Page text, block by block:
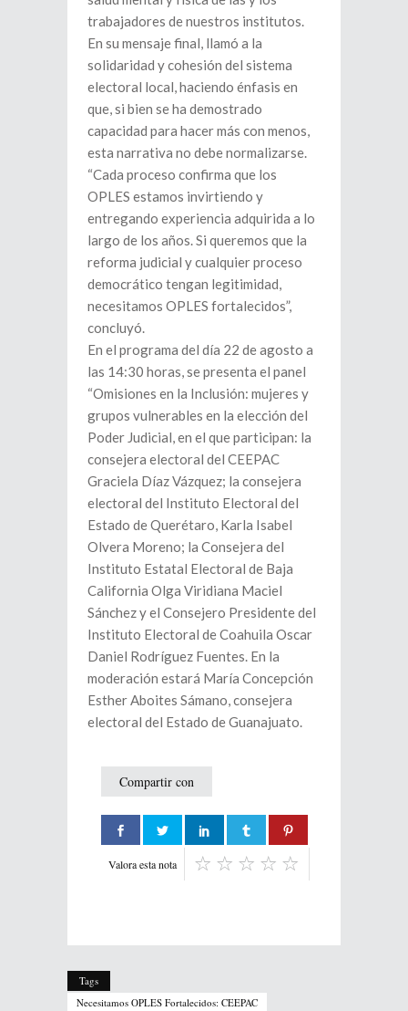
trabajadores de nuestros institutos.
En su mensaje final, llamó a la
solidaridad y cohesión del sistema
electoral local, haciendo énfasis en
que, si bien se ha demostrado
capacidad para hacer más con menos,
esta narrativa no debe normalizarse.
“Cada proceso confirma que los
OPLES estamos invirtiendo y
entregando experiencia adquirida a lo
largo de los años. Si queremos que la
reforma judicial y cualquier proceso
democrático tengan legitimidad,
necesitamos OPLES fortalecidos”,
concluyó.
En el programa del día 22 de agosto a
las 14:30 horas, se presenta el panel
“Omisiones en la Inclusión: mujeres y
grupos vulnerables en la elección del
Poder Judicial, en el que participan: la
consejera electoral del CEEPAC
Graciela Díaz Vázquez; la consejera
electoral del Instituto Electoral del
Estado de Querétaro, Karla Isabel
Olvera Moreno; la Consejera del
Instituto Estatal Electoral de Baja
California Olga Viridiana Maciel
Sánchez y el Consejero Presidente del
Instituto Electoral de Coahuila Oscar
Daniel Rodríguez Fuentes. En la
moderación estará María Concepción
Esther Aboites Sámano, consejera
electoral del Estado de Guanajuato.
Compartir con
Valora esta nota
Tags
Necesitamos OPLES Fortalecidos: CEEPAC